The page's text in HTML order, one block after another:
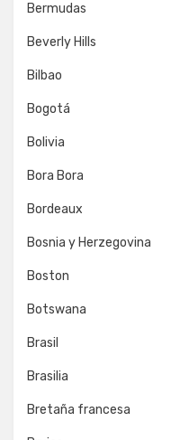
Bermudas
Beverly Hills
Bilbao
Bogotá
Bolivia
Bora Bora
Bordeaux
Bosnia y Herzegovina
Boston
Botswana
Brasil
Brasilia
Bretaña francesa